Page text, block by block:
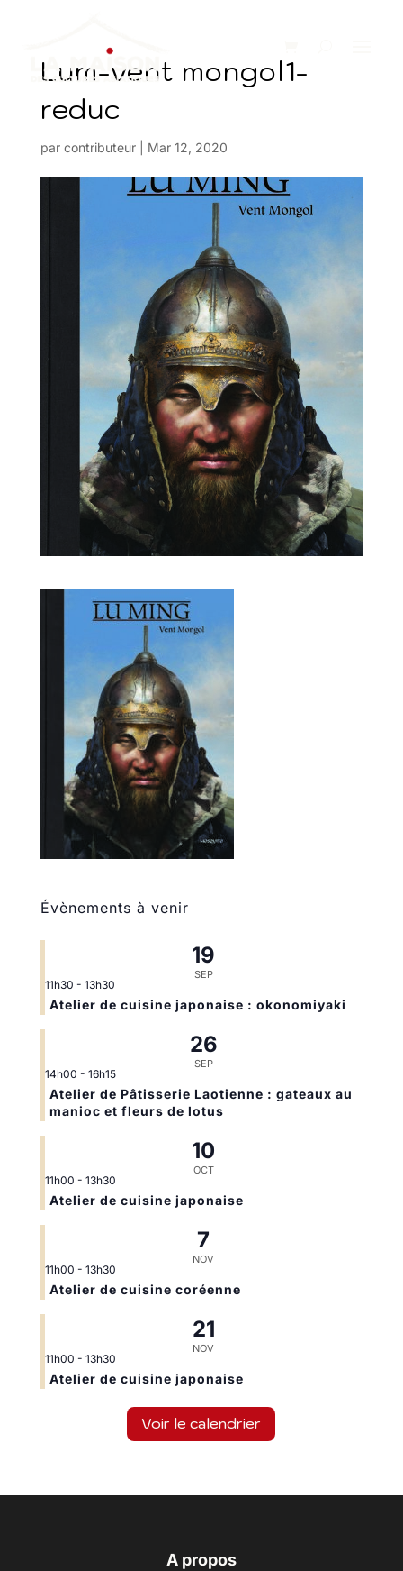
Lum-vent mongol1-
reduc
par contributeur| Mar 12, 2020
Évènements à venir
19
SEP
11h30 - 13h30
Atelier de cuisine japonaise : okonomiyaki
26
SEP
14h00 - 16h15
Atelier de Pâtisserie Laotienne : gateaux au
manioc et fleurs de lotus
10
OCT
11h00 - 13h30
Atelier de cuisine japonaise
7
NOV
11h00 - 13h30
Atelier de cuisine coréenne
21
NOV
11h00 - 13h30
Atelier de cuisine japonaise
Voir le calendrier
A propos